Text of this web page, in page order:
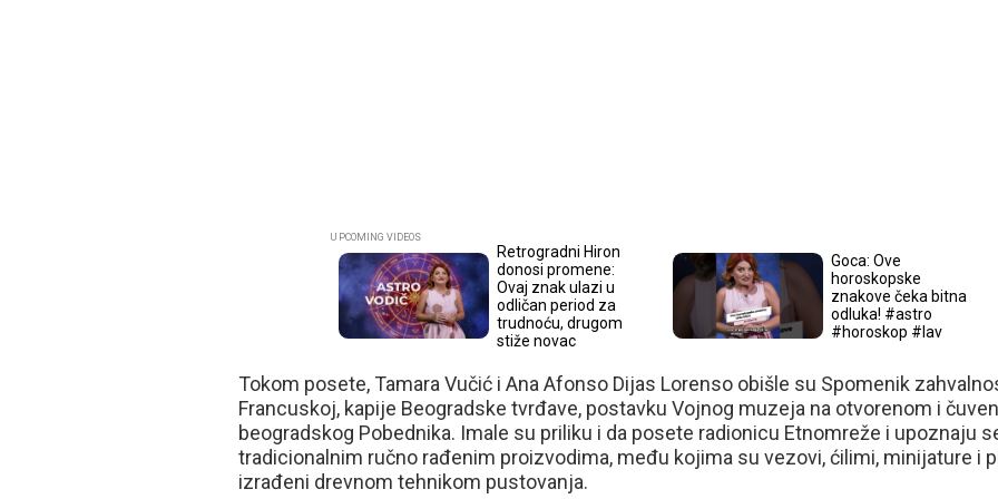
Retrogradni Hiron
donosi promene:
Ovaj znak ulazi u
odličan period za
trudnoću, drugom
stiže novac
Goca: Ove
horoskopske
znakove čeka bitna
odluka! #astro
#horoskop #lav
Tokom posete, Tamara Vučić i Ana Afonso Dijas Lorenso obišle su Spomenik
Francuskoj, kapije Beogradske tvrđave, postavku Vojnog muzeja na otvorenom i
beogradskog Pobednika. Imale su priliku i da posete radionicu Etnomreže i upoznaju
tradicionalnim ručno rađenim proizvodima, među kojima su vezovi, ćilimi, minijature i
izrađeni drevnom tehnikom pustovanja.